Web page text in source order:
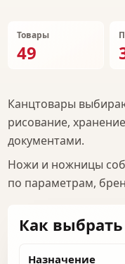
Товары
49
Канцтовары
рисование,
документами.
Ножи и ножницы
по параметрам,
Как
Назначение